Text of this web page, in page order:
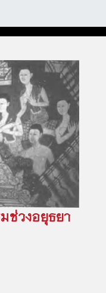
ช่วงอยุธยา